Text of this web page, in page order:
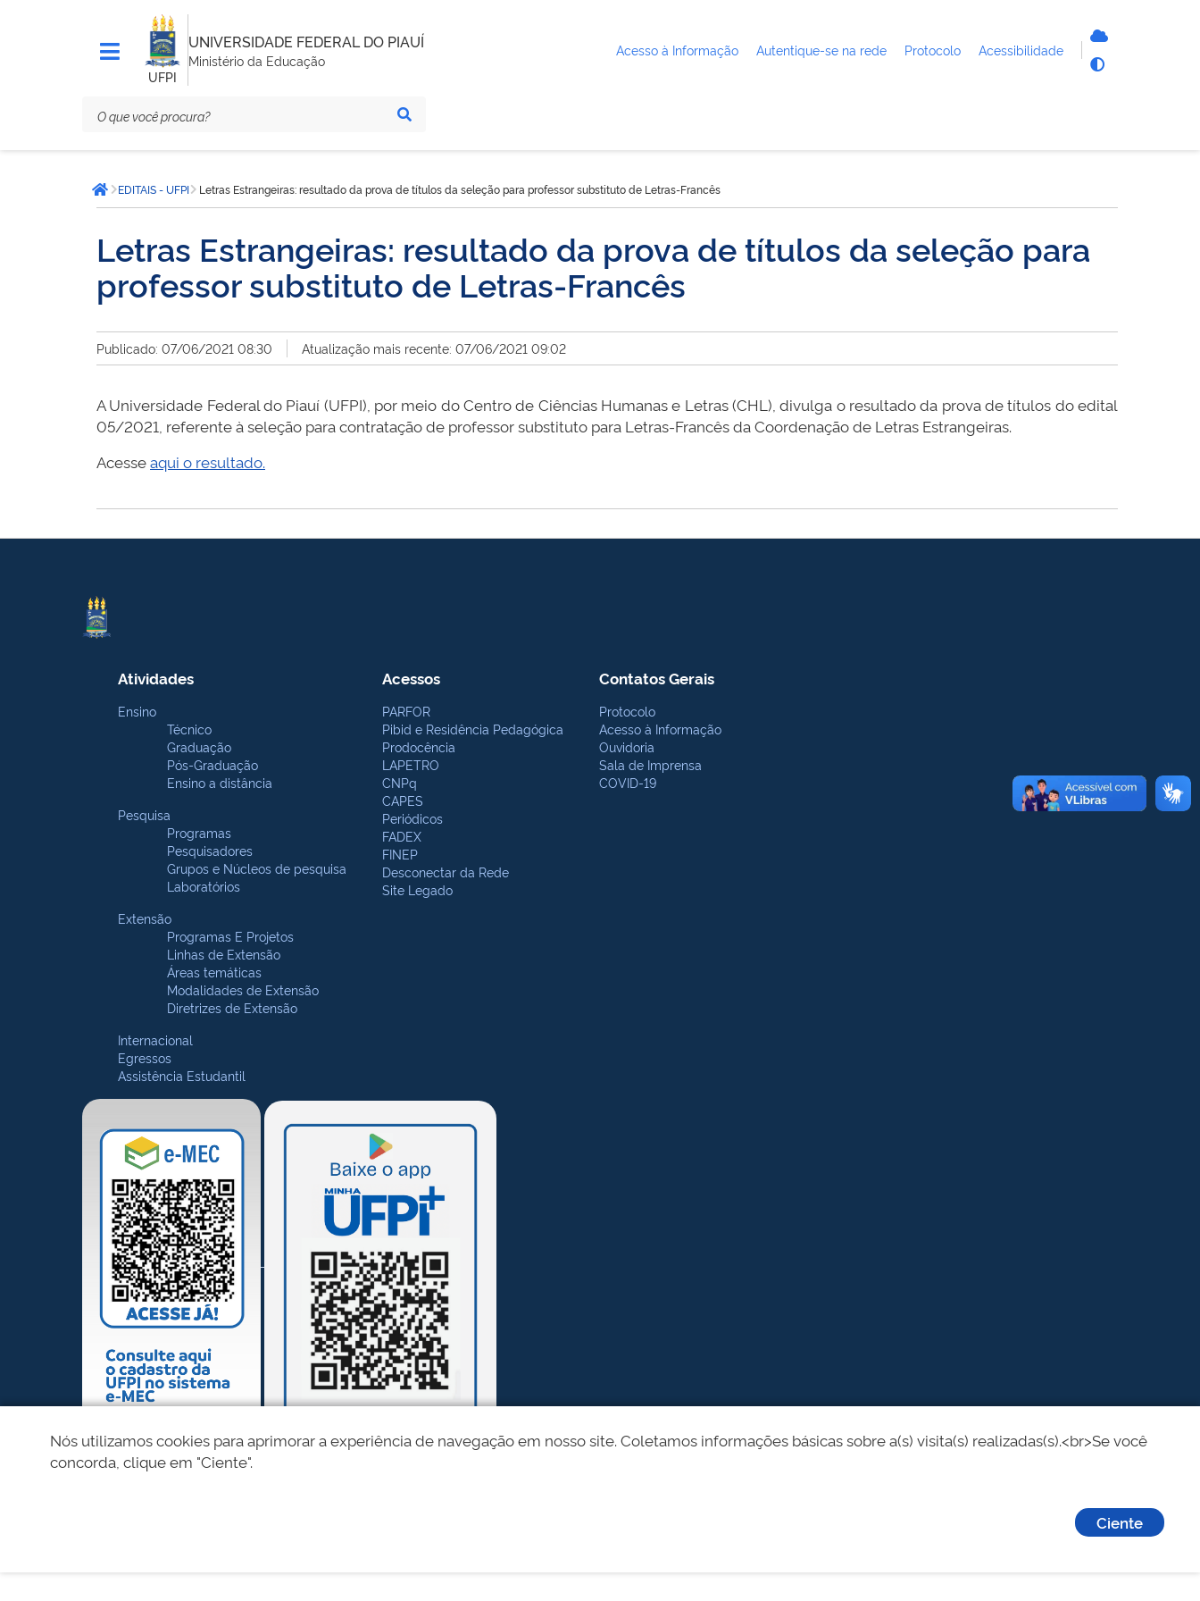
UFPI
UNIVERSIDADE FEDERAL DO PIAUÍ
Ministério da Educação
Acesso à Informação Autentique-se na rede Protocolo Acessibilidade
está
aqui:Página inicial
EDITAIS - UFPI Letras Estrangeiras: resultado da prova de títulos da seleção para professor substituto de Letras-Francês
Letras Estrangeiras: resultado da prova de títulos da seleção para
professor substituto de Letras-Francês
Publicado: 07/06/2021 08:30 Atualização mais recente: 07/06/2021 09:02
A Universidade Federal do Piauí (UFPI), por meio do Centro de Ciências Humanas e Letras (CHL), divulga o resultado da prova de títulos do edital
05/2021, referente à seleção para contratação de professor substituto para Letras-Francês da Coordenação de Letras Estrangeiras.
Acesseaqui o resultado.
Atividades
Ensino
Técnico
Graduação
Pós-Graduação
Ensino a distância
Pesquisa
Programas
Pesquisadores
Grupos e Núcleos de pesquisa
Laboratórios
Extensão
Programas E Projetos
Linhas de Extensão
Áreas temáticas
Modalidades de Extensão
Diretrizes de Extensão
Internacional
Egressos
Assistência Estudantil
Acessos
PARFOR
Pibid e Residência Pedagógica
Prodocência
LAPETRO
CNPq
CAPES
Periódicos
FADEX
FINEP
Desconectar da Rede
Site Legado
Contatos Gerais
Protocolo
Acesso à Informação
Ouvidoria
Sala de Imprensa
COVID-19
Nós utilizamos cookies para aprimorar a experiência de navegação em nosso site. Coletamos informações básicas sobre a(s) visita(s) realizadas(s).<br>Se você
concorda, clique em "Ciente".
Ciente